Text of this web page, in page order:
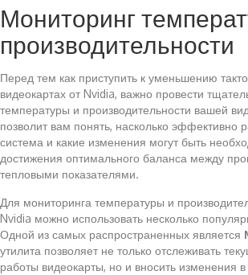
Мониторинг
производительности
Перед тем как приступить к уменьшению
видеокартах от Nvidia, важно провести
температуры и производительности вашей
позволит вам понять, насколько эффективно
система и какие изменения могут быть
достижения оптимального баланса между
тепловыми показателями.
Для мониторинга температуры и
Nvidia можно использовать несколько
Одной из самых распространенных является
утилита позволяет не только отслеживать
работы видеокарты, но и вносить изменения